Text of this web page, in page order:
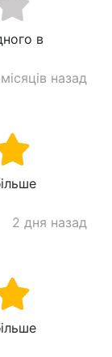
в
місяців назад
2 дня назад